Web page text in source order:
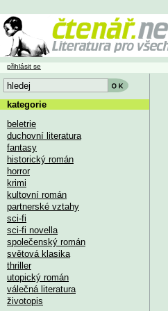
přihlásit se
kategorie
beletrie
duchovní literatura
fantasy
historický román
horror
krimi
kultovní román
partnerské vztahy
sci-fi
sci-fi novella
společenský román
světová klasika
thriller
utopický román
válečná literatura
životopis